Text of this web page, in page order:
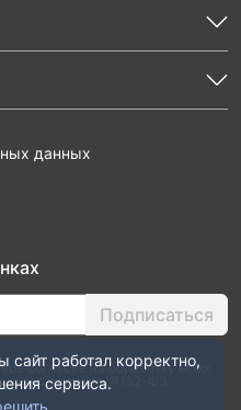
данных
Подписаться
согласие на обработку моих
с законом №152-ФЗ
работал корректно,
сервиса.